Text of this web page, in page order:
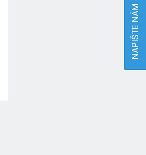
NAPIŠTE NÁM